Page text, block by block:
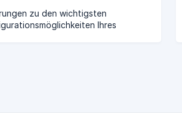
zu den wichtigsten
Ihres